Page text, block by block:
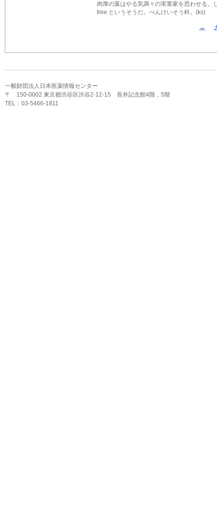
肉厚の葉はやる気満々の実業家を思わせる
tree というそうだ。べんけいそう科。(ks)
←
一般財団法人日本医薬情報センター
〒 150-0002 東京都渋谷区渋谷2-12-15 長井記念館4階，5階
TEL：03-5466-1811